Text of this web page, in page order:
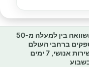
השוואה בין למעלה מ-50
ברחבי העולם
שירות אנושי, 7 ימים